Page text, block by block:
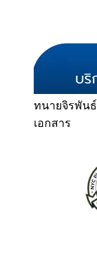
ทนายจิรพันธ์
เอกสาร